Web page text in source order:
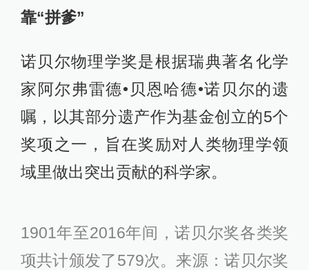
靠“拼爹”
诺贝尔物理学奖是根据瑞典著名化学
家阿尔弗雷德•贝恩哈德•诺贝尔的遗
嘱，以其部分遗产作为基金创立的5个
奖项之一，旨在奖励对人类物理学领
域里做出突出贡献的科学家。
1901年至2016年间，诺贝尔奖各类奖
项共计颁发了579次。来源：诺贝尔奖